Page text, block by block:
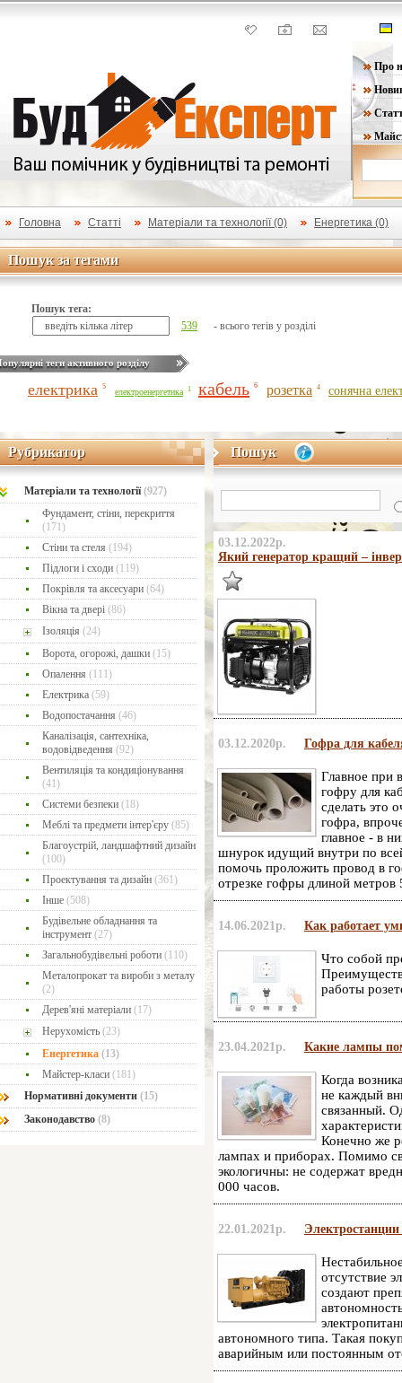
Про
Головна Статті Матеріaли та технології (0) Енергетика (0)
Пошук за тегами
Пошук за тегами
Пошук тега:
539
- всього тегів у розділі
теги активного розділу
електрика 5
електроенергетика 1 кабель 6 розетка 4 сонячна
Рубрикатор
Рубрикатор
Матеріaли та технології(927)
Фундамент, стіни, перекриття
(171)
Стіни та стеля (194)
Підлоги і сходи (119)
Покрівля та аксесуари (64)
Вікна та двері (86)
Ізоляція (24)
Ворота, огорожі, дашки (15)
Опалення (111)
Електрика (59)
Водопостачання (46)
Каналізація, сантехніка,
водовідведення (92)
Вентиляція та кондиціонування
(41)
Системи безпеки (18)
Меблі та предмети інтер'єру (85)
Благоустрій, ландшафтний дизайн
(100)
Проектування та дизайн (361)
Інше (508)
Будівельне обладнання та
інструмент (27)
Загальнобудівельні роботи (110)
Металопрокат та вироби з металу
(2)
Дерев'яні матеріали (17)
Нерухомість (23)
Енергетика (13)
Майстер-класи (181)
Нормативні документи (15)
Законодавство (8)
Пошук
Пошук
03.12.2022р.
Який генератор кращий –
03.12.2020р. Гофра для
Главное при
гофру для
сделать это
гофра,
главное - в
шнурок идущий внутри по
помочь проложить провод в
отрезке гофры длиной метров
14.06.2021р. Как работает
Что собой
работы
23.04.2021р. Какие лампы
Когда
не каждый
связанный.
Конечно же
лампах и приборах. Помимо
экологичны: не содержат
000 часов.
22.01.2021р.
отсутствие
создают
автономного типа. Такая
аварийным или постоянным